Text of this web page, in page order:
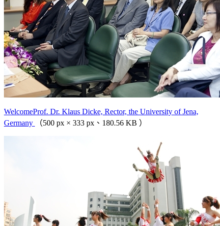
WelcomeProf. Dr. Klaus Dicke, Rector, the University of Jena,
Germany
（500 px × 333 px、180.56 KB ）